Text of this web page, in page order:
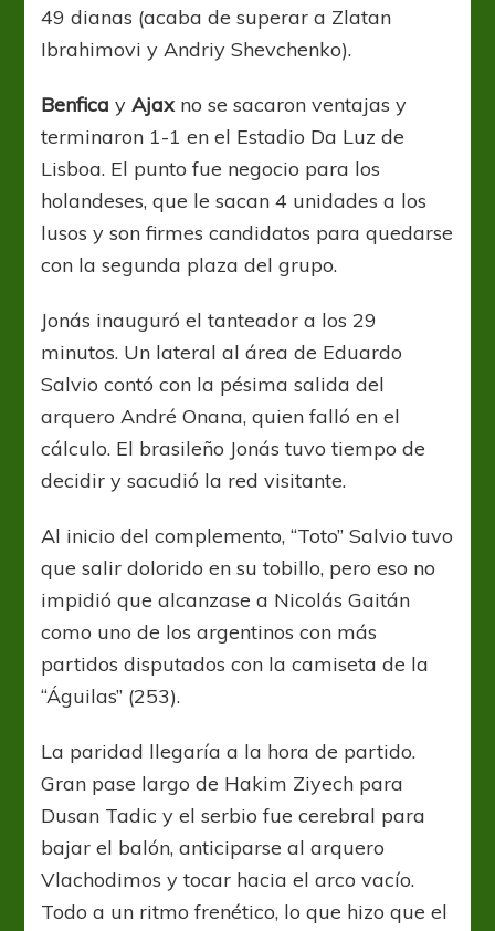
49 dianas (acaba de superar a Zlatan
Ibrahimovi y Andriy Shevchenko).
Benfica yAjaxno se sacaron ventajas y
terminaron 1-1 en el Estadio Da Luz de
Lisboa. El punto fue negocio para los
holandeses, que le sacan 4 unidades a los
lusos y son firmes candidatos para quedarse
con la segunda plaza del grupo.
Jonás inauguró el tanteador a los 29
minutos. Un lateral al área de Eduardo
Salvio contó con la pésima salida del
arquero André Onana, quien falló en el
cálculo. El brasileño Jonás tuvo tiempo de
decidir y sacudió la red visitante.
Al inicio del complemento, “Toto” Salvio tuvo
que salir dolorido en su tobillo, pero eso no
impidió que alcanzase a Nicolás Gaitán
como uno de los argentinos con más
partidos disputados con la camiseta de la
“Águilas” (253).
La paridad llegaría a la hora de partido.
Gran pase largo de Hakim Ziyech para
Dusan Tadic y el serbio fue cerebral para
bajar el balón, anticiparse al arquero
Vlachodimos y tocar hacia el arco vacío.
Todo a un ritmo frenético, lo que hizo que el